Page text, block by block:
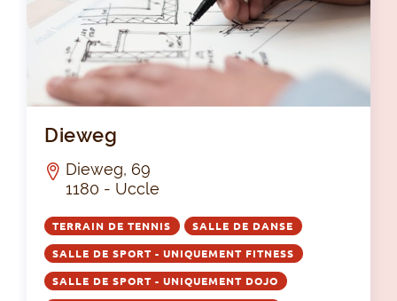
Dieweg
Dieweg, 69
1180 - Uccle
TERRAIN DE TENNIS SALLE DE DANSE
SALLE DE SPORT - UNIQUEMENT FITNESS
SALLE DE SPORT - UNIQUEMENT DOJO